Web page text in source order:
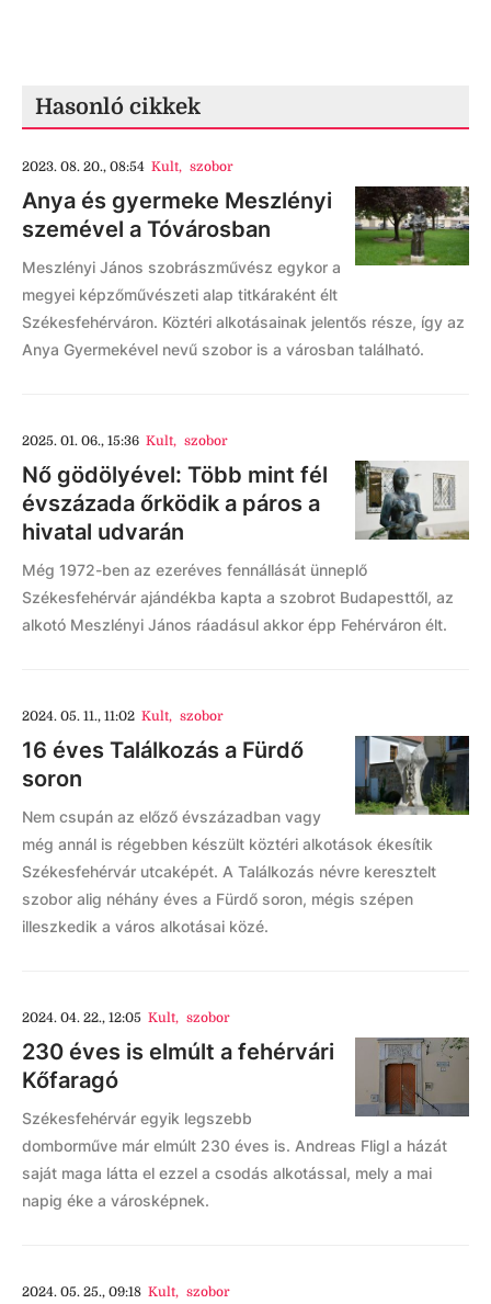
Hasonló cikkek
2023. 08. 20., 08:54 Kult, szobor
Anya és gyermeke Meszlényi
szemével a Tóvárosban
Meszlényi János szobrászművész egykor a
megyei képzőművészeti alap titkáraként élt
Székesfehérváron. Köztéri alkotásainak jelentős része, így az
Anya Gyermekével nevű szobor is a városban található.
2025. 01. 06., 15:36 Kult, szobor
Nő gödölyével: Több mint fél
évszázada őrködik a páros a
hivatal udvarán
Még 1972-ben az ezeréves fennállását ünneplő
Székesfehérvár ajándékba kapta a szobrot Budapesttől, az
alkotó Meszlényi János ráadásul akkor épp Fehérváron élt.
2024. 05. 11., 11:02 Kult, szobor
16 éves Találkozás a Fürdő
soron
Nem csupán az előző évszázadban vagy
még annál is régebben készült köztéri alkotások ékesítik
Székesfehérvár utcaképét. A Találkozás névre keresztelt
szobor alig néhány éves a Fürdő soron, mégis szépen
illeszkedik a város alkotásai közé.
2024. 04. 22., 12:05 Kult, szobor
230 éves is elmúlt a fehérvári
Kőfaragó
Székesfehérvár egyik legszebb
domborműve már elmúlt 230 éves is. Andreas Fligl a házát
saját maga látta el ezzel a csodás alkotással, mely a mai
napig éke a városképnek.
2024. 05. 25., 09:18 Kult, szobor